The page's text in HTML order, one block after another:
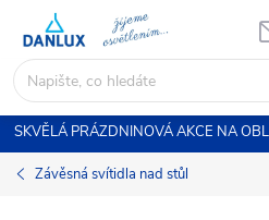
obsah
SKVĚLÁ PRÁZDNINOVÁ AKCE NA
Závěsná svítidla nad stůl